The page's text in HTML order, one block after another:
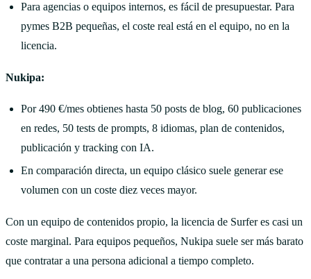
Para agencias o equipos internos, es fácil de presupuestar. Para
pymes B2B pequeñas, el coste real está en el equipo, no en la
licencia.
Nukipa:
Por 490 €/mes obtienes hasta 50 posts de blog, 60 publicaciones
en redes, 50 tests de prompts, 8 idiomas, plan de contenidos,
publicación y tracking con IA.
En comparación directa, un equipo clásico suele generar ese
volumen con un coste diez veces mayor.
Con un equipo de contenidos propio, la licencia de Surfer es casi un
coste marginal. Para equipos pequeños, Nukipa suele ser más barato
que contratar a una persona adicional a tiempo completo.